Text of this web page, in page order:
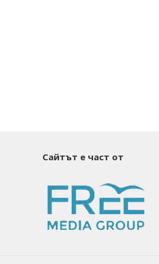
Сайтът е част от